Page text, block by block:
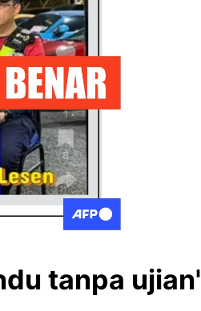
tanpa ujian'